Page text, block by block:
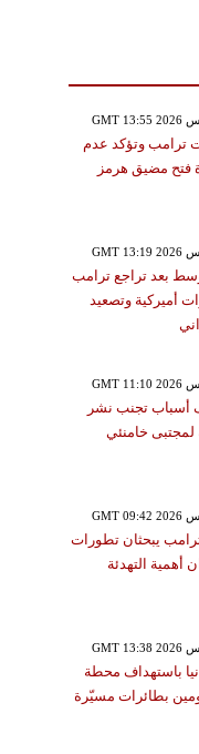
ترامب وتؤكد عدم
فتح مضيق هرمز
بعد تراجع ترامب
أميركية وتصعيد
أسباب تجنب نشر
خامنئي
يبحثان تطورات
أهمية التهدئة
باستهداف محطة
بطائرات مسيّرة